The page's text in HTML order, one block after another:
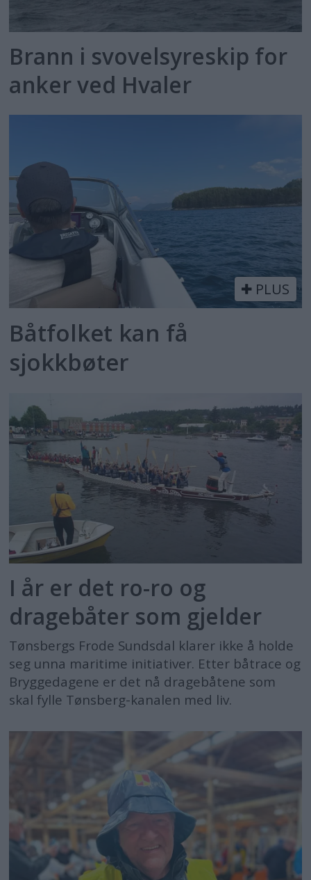
Brann i svovelsyreskip for
anker ved Hvaler
PLUS
Båtfolket kan få
sjokkbøter
I år er det ro-ro og
dragebåter som gjelder
Tønsbergs Frode Sundsdal klarer ikke å holde
seg unna maritime initiativer. Etter båtrace og
Bryggedagene er det nå dragebåtene som
skal fylle Tønsberg-kanalen med liv.